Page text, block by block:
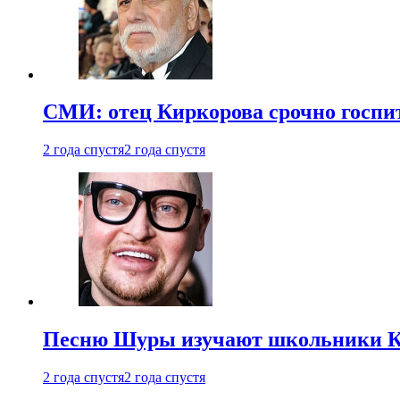
СМИ: отец Киркорова срочно
2 года спустя2 года спустя
Песню Шуры изучают школьники
2 года спустя2 года спустя